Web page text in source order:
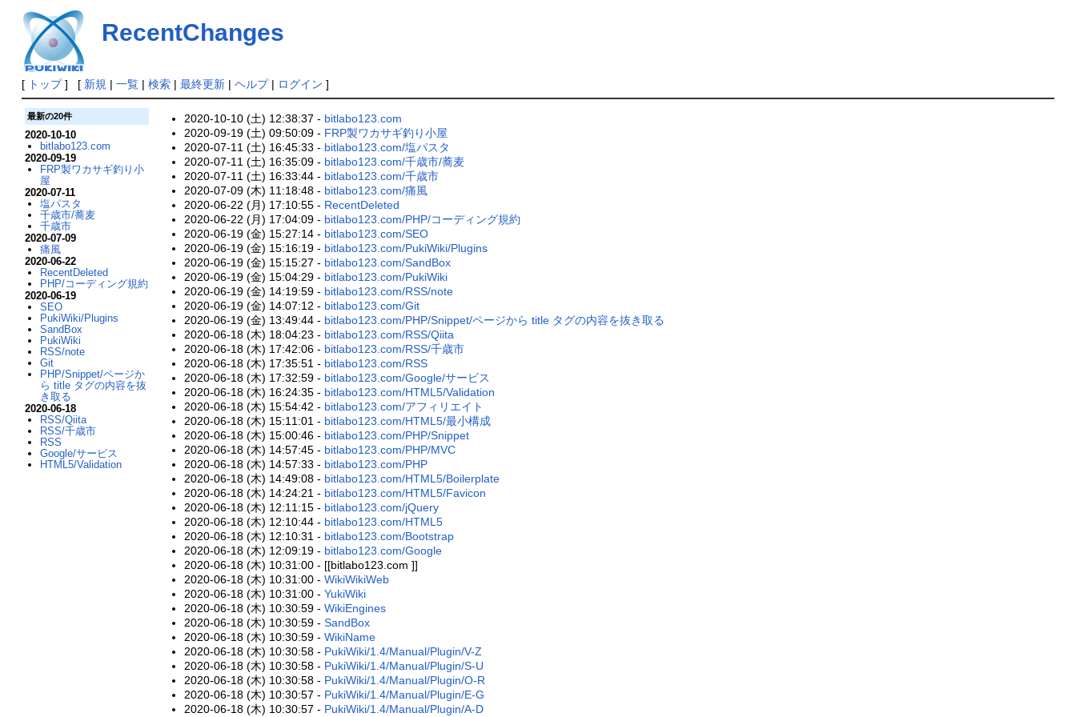
RecentChanges
[ トップ] [ 新規 | 一覧| 検索| 最終更新| ヘルプ| ログイン ]
2020-10-10 (土) 12:38:37 - bitlabo123.com
2020-09-19 (土) 09:50:09 - FRP製ワカサギ釣り小屋
2020-07-11 (土) 16:45:33 - bitlabo123.com/塩パスタ
2020-07-11 (土) 16:35:09 - bitlabo123.com/千歳市/蕎麦
2020-07-11 (土) 16:33:44 - bitlabo123.com/千歳市
2020-07-09 (木) 11:18:48 - bitlabo123.com/痛風
2020-06-22 (月) 17:10:55 - RecentDeleted
2020-06-22 (月) 17:04:09 - bitlabo123.com/PHP/コーディング規約
2020-06-19 (金) 15:27:14 - bitlabo123.com/SEO
2020-06-19 (金) 15:16:19 - bitlabo123.com/PukiWiki/Plugins
2020-06-19 (金) 15:15:27 - bitlabo123.com/SandBox
2020-06-19 (金) 15:04:29 - bitlabo123.com/PukiWiki
2020-06-19 (金) 14:19:59 - bitlabo123.com/RSS/note
2020-06-19 (金) 14:07:12 - bitlabo123.com/Git
2020-06-19 (金) 13:49:44 - bitlabo123.com/PHP/Snippet/ページから title タグの内容を抜き取る
2020-06-18 (木) 18:04:23 - bitlabo123.com/RSS/Qiita
2020-06-18 (木) 17:42:06 - bitlabo123.com/RSS/千歳市
2020-06-18 (木) 17:35:51 - bitlabo123.com/RSS
2020-06-18 (木) 17:32:59 - bitlabo123.com/Google/サービス
2020-06-18 (木) 16:24:35 - bitlabo123.com/HTML5/Validation
2020-06-18 (木) 15:54:42 - bitlabo123.com/アフィリエイト
2020-06-18 (木) 15:11:01 - bitlabo123.com/HTML5/最小構成
2020-06-18 (木) 15:00:46 - bitlabo123.com/PHP/Snippet
2020-06-18 (木) 14:57:45 - bitlabo123.com/PHP/MVC
2020-06-18 (木) 14:57:33 - bitlabo123.com/PHP
2020-06-18 (木) 14:49:08 - bitlabo123.com/HTML5/Boilerplate
2020-06-18 (木) 14:24:21 - bitlabo123.com/HTML5/Favicon
2020-06-18 (木) 12:11:15 - bitlabo123.com/jQuery
2020-06-18 (木) 12:10:44 - bitlabo123.com/HTML5
2020-06-18 (木) 12:10:31 - bitlabo123.com/Bootstrap
2020-06-18 (木) 12:09:19 - bitlabo123.com/Google
2020-06-18 (木) 10:31:00 - [[bitlabo123.com ]]
2020-06-18 (木) 10:31:00 - WikiWikiWeb
2020-06-18 (木) 10:31:00 - YukiWiki
2020-06-18 (木) 10:30:59 - WikiEngines
2020-06-18 (木) 10:30:59 - SandBox
2020-06-18 (木) 10:30:59 - WikiName
2020-06-18 (木) 10:30:58 - PukiWiki/1.4/Manual/Plugin/V-Z
2020-06-18 (木) 10:30:58 - PukiWiki/1.4/Manual/Plugin/S-U
2020-06-18 (木) 10:30:58 - PukiWiki/1.4/Manual/Plugin/O-R
2020-06-18 (木) 10:30:57 - PukiWiki/1.4/Manual/Plugin/E-G
2020-06-18 (木) 10:30:57 - PukiWiki/1.4/Manual/Plugin/A-D
最新の20件
2020-10-10
bitlabo123.com
2020-09-19
FRP製ワカサギ釣り小
屋
2020-07-11
塩パスタ
千歳市/蕎麦
千歳市
2020-07-09
痛風
2020-06-22
RecentDeleted
PHP/コーディング規約
2020-06-19
SEO
PukiWiki/Plugins
SandBox
PukiWiki
RSS/note
Git
PHP/Snippet/ページか
ら title タグの内容を抜
き取る
2020-06-18
RSS/Qiita
RSS/千歳市
RSS
Google/サービス
HTML5/Validation